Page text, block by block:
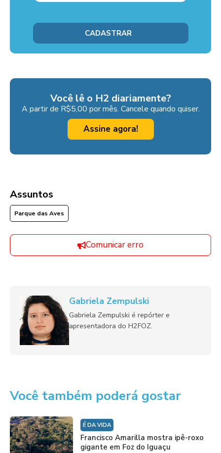
Você lê o H2 diariamente?
A partir de R$5,00 por mês. Cancele quando quiser.
Assine agora!
Assuntos
Parque das Aves
Comunicar erro
Gabriela Zempulski
Gabriela Zempulski é repórter e
apresentadora do H2FOZ.
Você também poderá gostar
É DA VIDA
Francisco Amarilla mostra ipê-roxo
gigante em Foz do Iguaçu